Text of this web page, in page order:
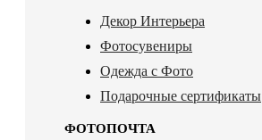
Декор Интерьера
Фотосувениры
Одежда с Фото
Подарочные сертификаты
ФОТОПОЧТА